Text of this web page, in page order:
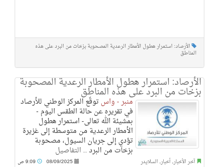
الأرصاد: استمرار هطول الأمطار الرعدية المصحوبة بزخات من البرد على هذه
المناطق
الأرصاد: استمرار هطول الأمطار الرعدية المصحوبة
بزخات من البرد على هذه المناطق
منبر - واستوقّع المركز الوطني للأرصاد
في تقريره عن حالة الطقس اليوم -
بمشيئة الله تعالى- استمرار هطول
الأمطار الرعدية من متوسطة إلى غزيرة
تؤدي إلى جريان السيول، مصحوبة
بزخات من البرد .. التفاصيل
آخر الأخبار, أخبار, السلايدر 08/09/2025